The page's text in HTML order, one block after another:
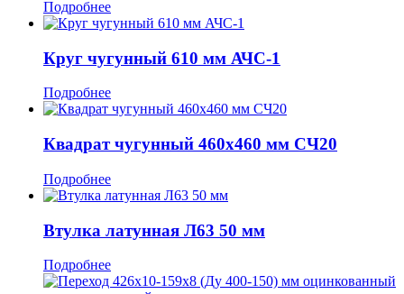
Подробнее
Круг чугунный 610 мм АЧС-1
Подробнее
Квадрат чугунный 460x460 мм СЧ20
Подробнее
Втулка латунная Л63 50 мм
Подробнее